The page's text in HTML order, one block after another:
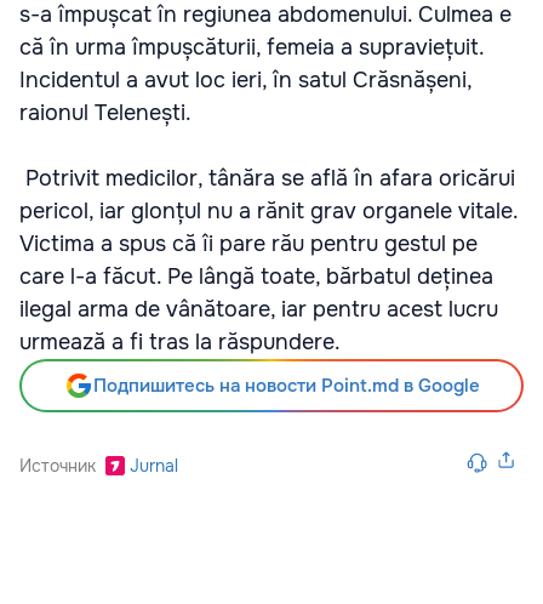
s-a împușcat în regiunea abdomenului. Culmea e
că în urma împușcăturii, femeia a supraviețuit.
Incidentul a avut loc ieri, în satul Crăsnășeni,
raionul Telenești.
Potrivit medicilor, tânăra se află în afara oricărui
pericol, iar glonțul nu a rănit grav organele vitale.
Victima a spus că îi pare rău pentru gestul pe
care l-a făcut. Pe lângă toate, bărbatul deținea
ilegal arma de vânătoare, iar pentru acest lucru
urmează a fi tras la răspundere.
Подпишитесь на новости Point.md в Google
Источник Jurnal